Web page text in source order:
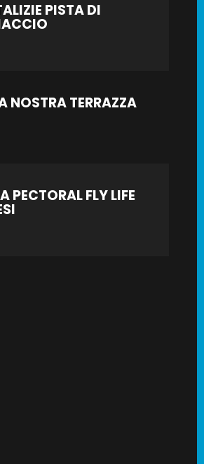
PISTA DI
NOSTRA TERRAZZA
FLY LIFE